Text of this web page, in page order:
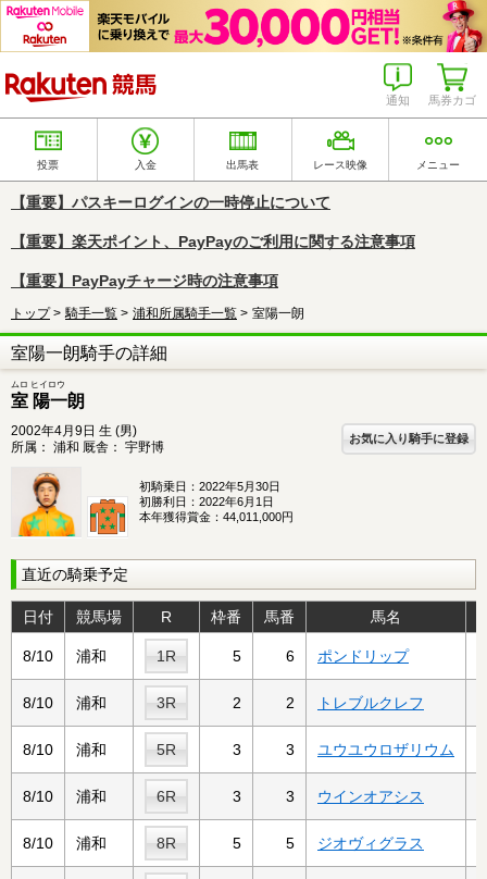
馬券カゴ
通知
投票 入金 出馬表 レース映像 メニュー
【重要】パスキーログインの一時停止について
【重要】楽天ポイント、PayPayのご利用に関する注意事項
【重要】PayPayチャージ時の注意事項
トップ 騎手一覧 浦和所属騎手一覧 室陽一朗
室陽一朗騎手の詳細
ムロ ヒイロウ
室 陽一朗
お気に入り騎手に登録
2002年4月9日 生 (男)
所属： 浦和 厩舎： 宇野博
初騎乗日： 2022年5月30日
初勝利日： 2022年6月1日
本年獲得賞金： 44,011,000円
直近の騎乗予定
日付 競馬場 R 枠番 馬番 馬名
8/10 浦和 1R 5 6 ポンドリップ
8/10 浦和 3R 2 2 トレブルクレフ
8/10 浦和 5R 3 3 ユウユウロザリウム
8/10 浦和 6R 3 3 ウインオアシス
8/10 浦和 8R 5 5 ジオヴィグラス